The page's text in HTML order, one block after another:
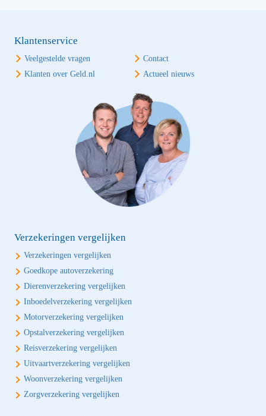
Klantenservice
Veelgestelde vragen
Contact
Klanten over Geld.nl
Actueel nieuws
Verzekeringen vergelijken
Verzekeringen vergelijken
Goedkope autoverzekering
Dierenverzekering vergelijken
Inboedelverzekering vergelijken
Motorverzekering vergelijken
Opstalverzekering vergelijken
Reisverzekering vergelijken
Uitvaartverzekering vergelijken
Woonverzekering vergelijken
Zorgverzekering vergelijken